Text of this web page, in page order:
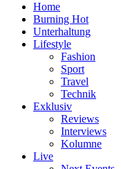
Home
Burning Hot
Unterhaltung
Lifestyle
Fashion
Sport
Travel
Technik
Exklusiv
Reviews
Interviews
Kolumne
Live